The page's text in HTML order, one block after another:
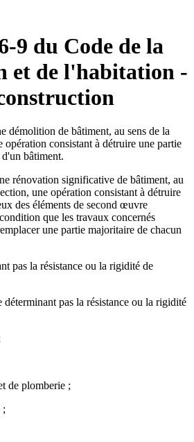
9 du Code de la
et de l'habitation -
démolition de bâtiment, au sens de la
opération consistant à détruire une partie
bâtiment.
rénovation significative de bâtiment, au
une opération consistant à détruire
des éléments de second œuvre
que les travaux concernés
une partie majoritaire de chacun
pas la résistance ou la rigidité de
déterminant pas la résistance ou la rigidité
de plomberie ;
;